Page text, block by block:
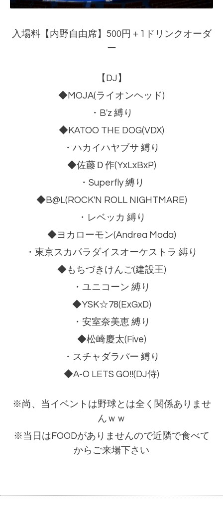
入場料【内野自由席】500円＋1ドリンクオーダ
ー
【DJ】
◆MOJA(ライオンヘッド)
・B'z 縛り
◆KATOO THE DOG(VDX)
・ハカイハヤブサ 縛り
◆佐藤Ｄ作(YxLxBxP)
・Superfly 縛り
◆B@L(ROCK'N ROLL NIGHTMARE)
・レベッカ 縛り
◆ヨカローモン(Andrea Moda)
・東京スカパラダイスオーケストラ 縛り
◆もちづきけんご(建設王)
・ユニコーン 縛り
◆YSK☆78(ExGxD)
・安室奈美恵 縛り
◆松崎慶太(Five)
・スチャダラパー 縛り
◆A-O LETS GO!!(DJ侍)
※尚、当イベントは野球とは全く関係ありませ
んｗｗ
※当日はFOODがありませんので近隣で食べて
からご来場下さい